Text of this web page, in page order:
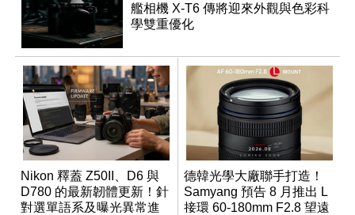
艦相機 X-T6 傳將迎來外觀與色彩科
學雙重優化
Nikon 釋蓋 Z50II、D6 與
D780 的最新韌體更新！針
對選單語系及曝光異常進
德韓光學大廠聯手打造！
Samyang 預告 8 月推出 L
接環 60-180mm F2.8 望遠